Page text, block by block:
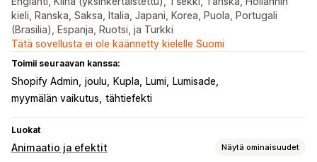
kieli, Ranska, Saksa, Italia, Japani, Korea, Puola, Portugali
(Brasilia), Espanja, Ruotsi, ja Turkki
Tätä sovellusta ei ole käännetty kielelle Suomi
Toimii seuraavan kanssa:
Shopify Admin joulu Kupla Lumi
Lumisade
myymälän vaikutus tähtiefekti
Luokat
Animaatio ja efektit Näytä ominaisuudet